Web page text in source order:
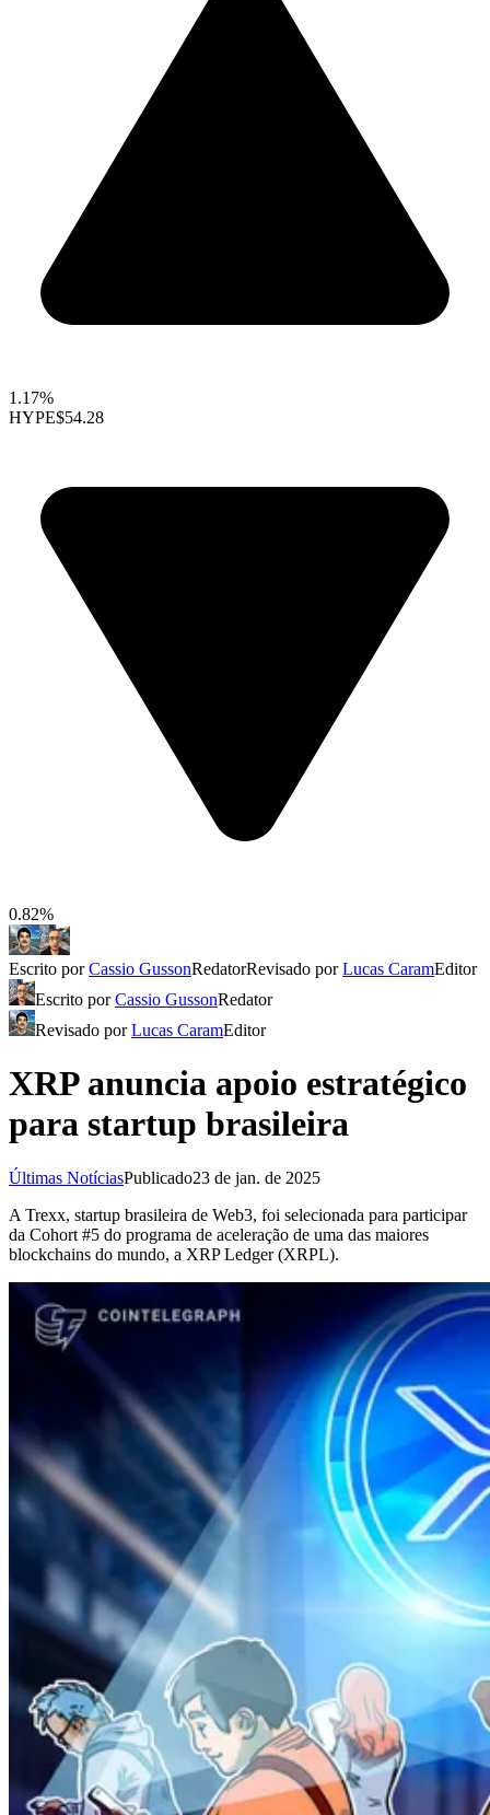
1.17%
HYPE$54.28
0.82%
Escrito porCassio GussonRedatorRevisado porLucas CaramEditor
Escrito porCassio GussonRedator
Revisado porLucas CaramEditor
XRP anuncia apoio estratégico
para startup brasileira
Últimas NotíciasPublicado23 de jan. de 2025
A Trexx, startup brasileira de Web3, foi selecionada para participar
da Cohort #5 do programa de aceleração de uma das maiores
blockchains do mundo, a XRP Ledger (XRPL).